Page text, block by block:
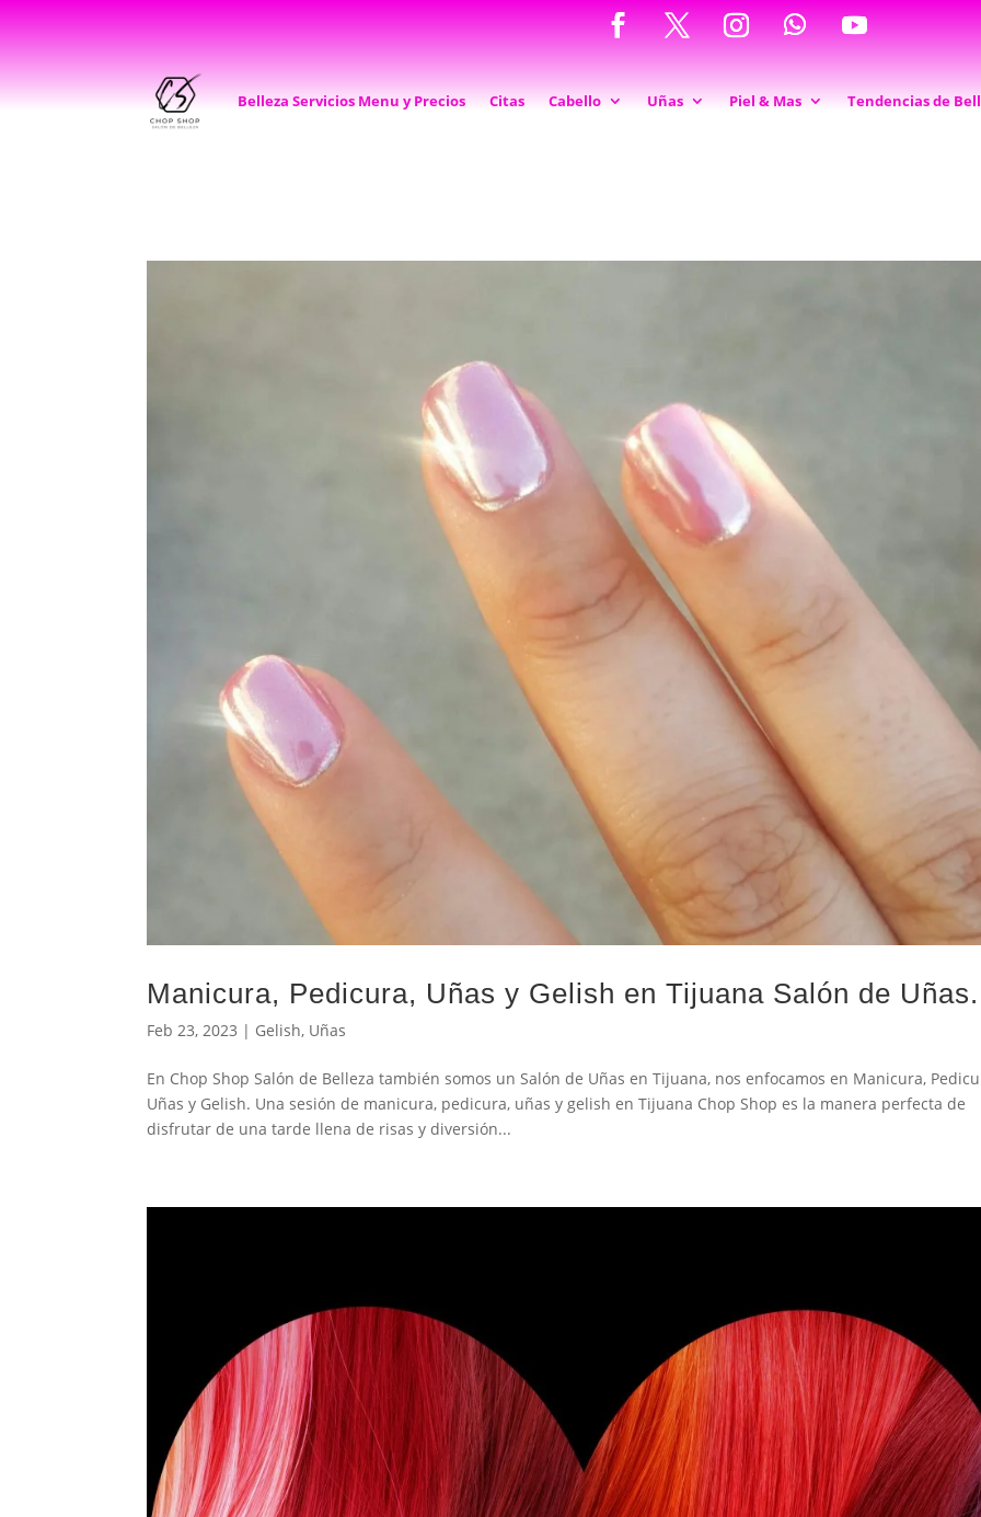
Belleza Servicios Menu y Precios Citas Cabello Uñas Piel & Mas Tendencias de
Manicura, Pedicura, Uñas y Gelish en Tijuana Salón de Uñas.
Feb 23, 2023 | Gelish, Uñas
En Chop Shop Salón de Belleza también somos un Salón de Uñas en Tijuana, nos enfocamos en Manicura,
Uñas y Gelish. Una sesión de manicura, pedicura, uñas y gelish en Tijuana Chop Shop es la manera perfecta de
disfrutar de una tarde llena de risas y diversión...